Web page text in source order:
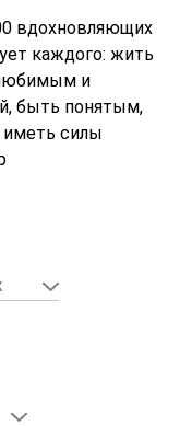
вдохновляющих
каждого: жить
и
быть понятым,
иметь силы